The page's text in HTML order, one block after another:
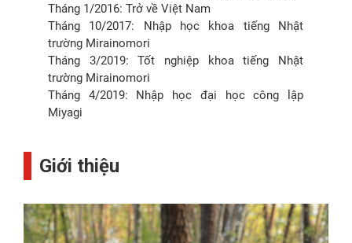
Tháng 1/2016: Trở về Việt Nam
Tháng 10/2017: Nhập học khoa tiếng Nhật
trường Mirainomori
Tháng 3/2019: Tốt nghiệp khoa tiếng Nhật
trường Mirainomori
Tháng 4/2019: Nhập học đại học công lập
Miyagi
Giới thiệu